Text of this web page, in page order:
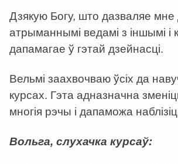
Дзякую Богу, што дазваляе мне
атрыманнымі ведамі з іншымі і
дапамагае ў гэтай дзейнасці.
Вельмі заахвочваю ўсіх да
курсах. Гэта адназначна
многія рэчы і дапаможа
Вольга, слухачка курсаў: